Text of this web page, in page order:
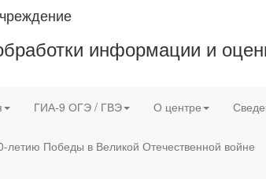
информации и
ГИА-9 ОГЭ / ГВЭ О центре
Победы в Великой Отечественной войне